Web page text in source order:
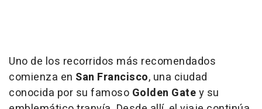
Uno de los recorridos más recomendados
comienza en San Francisco, una ciudad
conocida por su famoso Golden Gatey su